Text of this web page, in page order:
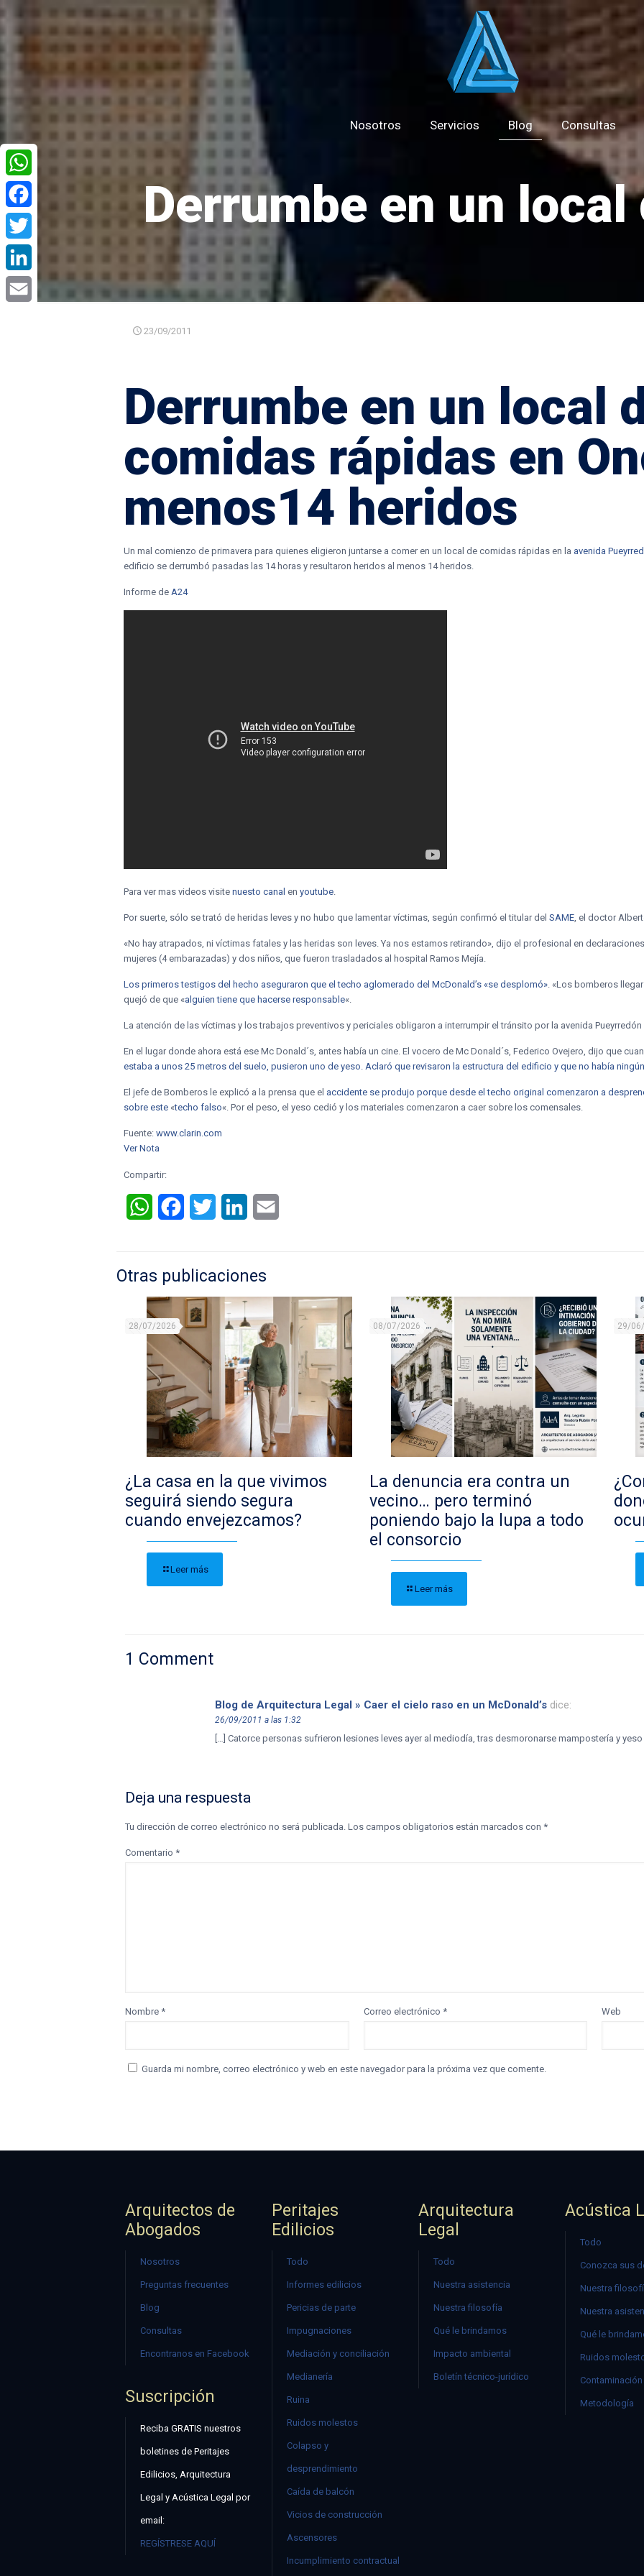
Nosotros Servicios Blog Consultas
Derrumbe en un local
23/09/2011
Derrumbe en un local
comidas rápidas en
menos14 heridos
Un mal comienzo de primavera para quienes eligieron juntarse a comer en un local de comidas rápidas en la avenida
edificio se derrumbó pasadas las 14 horas y resultaron heridos al menos 14 heridos.
Informe deA24
Para ver mas videos visitenuesto canal enyoutube.
Por suerte, sólo se trató de heridas leves y no hubo que lamentar víctimas, según confirmó el titular delSAME, el doctor
«No hay atrapados, ni víctimas fatales y las heridas son leves. Ya nos estamos retirando», dijo el profesional en
mujeres (4 embarazadas) y dos niños, que fueron trasladados al hospital Ramos Mejía.
Los primeros testigos del hecho aseguraron que el techo aglomerado del McDonald’s «se desplomó». «Los bomberos
quejó de que «alguien tiene que hacerse responsable«.
La atención de las víctimas y los trabajos preventivos y periciales obligaron a interrumpir el tránsito por la avenida Pueyrredón
En el lugar donde ahora está ese Mc Donald´s, antes había un cine. El vocero de Mc Donald´s, Federico Ovejero, dijo que
estaba a unos 25 metros del suelo, pusieron uno de yeso. Aclaró que revisaron la estructura del edificio y que no había
El jefe de Bomberos le explicó a la prensa que el accidente se produjo porque desde el techo original comenzaron a
sobre este «techo falso«. Por el peso, el yeso cedió y los materiales comenzaron a caer sobre los comensales.
Fuente:www.clarin.com
Ver Nota
Compartir:
WhatsAppFacebookTwitter LinkedIn
Otras publicaciones
28/07/2026
¿La casa en la que vivimos
seguirá siendo segura
cuando envejezcamos?
Leer más
08/07/2026
La denuncia era contra un
vecino… pero terminó
poniendo bajo la lupa a todo
el consorcio
Leer más
29/
1 Comment
Blog de Arquitectura Legal » Caer el cielo raso en un McDonald’s dice:
26/09/2011 a las 1:32
[…] Catorce personas sufrieron lesiones leves ayer al mediodía, tras desmoronarse mampostería y yeso
Deja una respuesta
Tu dirección de correo electrónico no será publicada. Los campos obligatorios están marcados con *
Comentario *
Nombre * Correo electrónico * Web
Guarda mi nombre, correo electrónico y web en este navegador para la próxima vez que comente.
Arquitectos de
Abogados
Nosotros
Preguntas frecuentes
Blog
Consultas
Encontranos en Facebook
Suscripción
Reciba GRATIS nuestros
boletines de Peritajes
Edilicios, Arquitectura
Legal y Acústica Legal por
email:
REGÍSTRESE AQUÍ
Peritajes
Edilicios
Todo
Informes edilicios
Pericias de parte
Impugnaciones
Mediación y conciliación
Medianería
Ruina
Ruidos molestos
Colapso y
desprendimiento
Caída de balcón
Vicios de construcción
Ascensores
Incumplimiento contractual
Arquitectura
Legal
Todo
Nuestra asistencia
Nuestra filosofía
Qué le brindamos
Impacto ambiental
Boletín técnico-jurídico
Acústica
Todo
Conozca sus
Nuestra
Nuestra
Qué le
Ruidos
Metodología
WhatsApp
Facebook
Twitter
LinkedIn